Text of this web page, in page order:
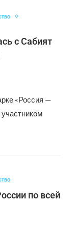
с Сабият
«Россия —
по всей